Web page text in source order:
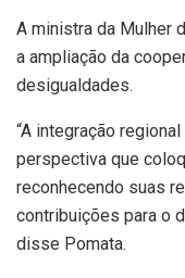
A ministra da Mulher
a ampliação da
desigualdades.
“A integração
perspectiva que
reconhecendo suas
contribuições para o
disse Pomata.